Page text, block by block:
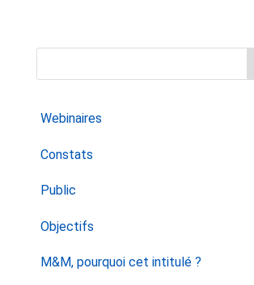
Webinaires
Constats
Public
Objectifs
M&M, pourquoi cet intitulé ?